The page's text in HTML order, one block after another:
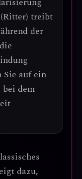
treibt
der
Sie auf ein
bei dem
dazu,